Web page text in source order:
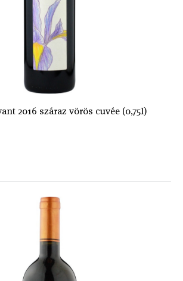
2016 száraz vörös cuvée (0,75l)